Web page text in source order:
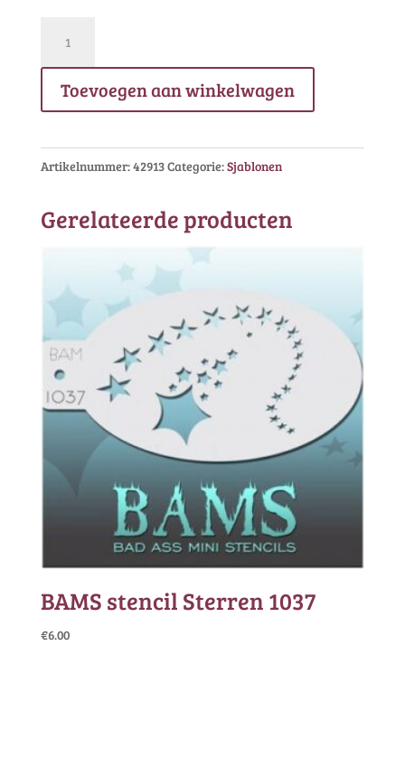
Facepaint
Bloemen
Toevoegen aan winkelwagen
Artikelnummer:42913Categorie:Sjablonen
Gerelateerde producten
BAMS stencil Sterren 1037
€6.00